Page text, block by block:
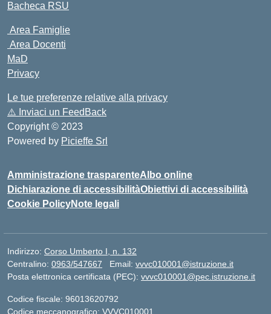
Bacheca RSU
Area Famiglie
Area Docenti
MaD
Privacy
Le tue preferenze relative alla privacy
⚠️ Inviaci un FeedBack
Copyright © 2023
Powered by Picieffe Srl
Amministrazione trasparenteAlbo online
Dichiarazione di accessibilitàObiettivi di accessibilità
Cookie PolicyNote legali
Indirizzo: Corso Umberto I, n. 132
Centralino: 0963/547667 Email: vvvc010001@istruzione.it
Posta elettronica certificata (PEC): vvvc010001@pec.istruzione.it
Codice fiscale: 96013620792
Codice meccanografico: VVVC010001